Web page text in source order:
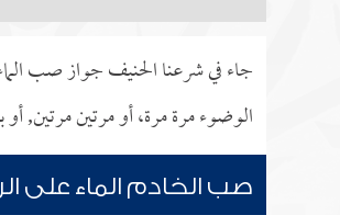
جاء في شرعنا الحنيف جواز صب
الوضوء مرة مرة، أو مرتين مرتين,
صب الخادم الماء على